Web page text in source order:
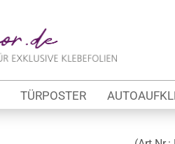
Lieferland
E-Mail
TÜRPOSTER